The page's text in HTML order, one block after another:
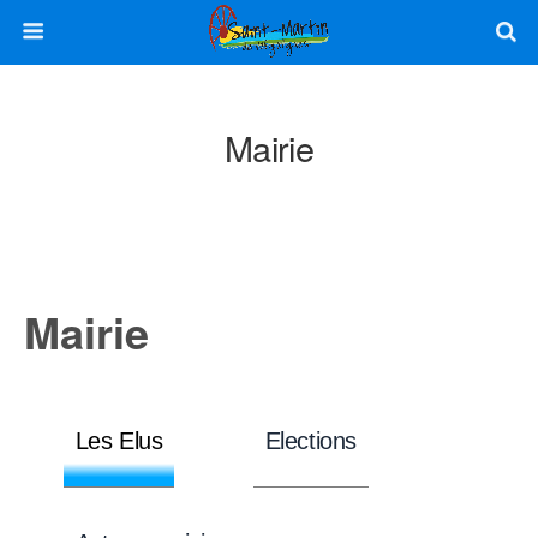
Mairie
Mairie
Les Elus Elections